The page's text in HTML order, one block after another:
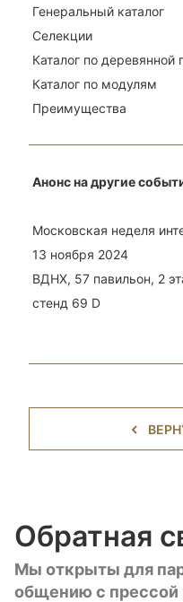
Генеральный каталог
Селекции
Каталог по деревянной
Каталог по модулям
Преимущества
Анонс на другие
Московская неделя
13 ноября 2024
ВДНХ, 57 павильон, 2
стенд 69 D
Обратная
Мы открыты для
общению с прессой